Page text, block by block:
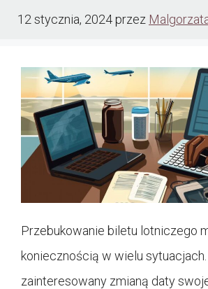
12 stycznia, 2024przez
Przebukowanie biletu lotniczego
koniecznością w wielu
zainteresowany zmianą daty